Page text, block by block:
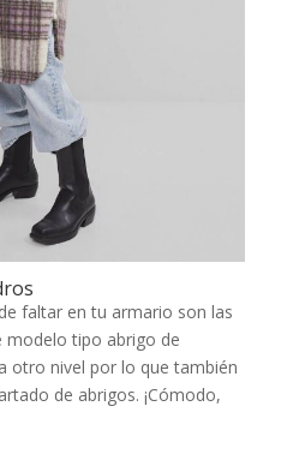
faltar en tu armario son las
modelo tipo abrigo de
otro nivel por lo que también
de abrigos. ¡Cómodo,